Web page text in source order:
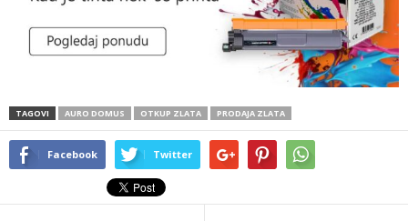
TAGOVI AURO DOMUS OTKUP ZLATA PRODAJA ZLATA
Facebook Twitter